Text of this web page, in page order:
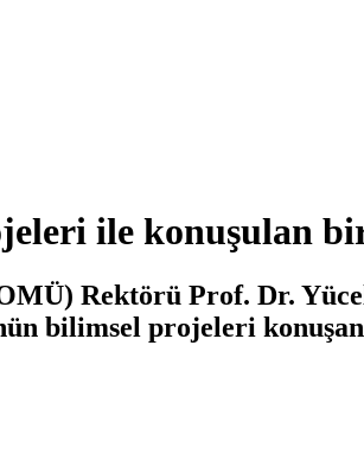
ile konuşulan
Rektörü Prof. Dr.
bilimsel projeleri